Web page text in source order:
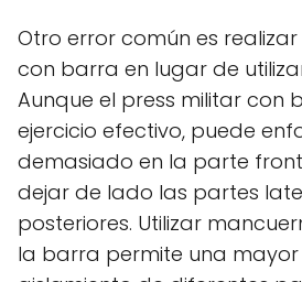
Otro error común es
con barra en lugar de
Aunque el press militar con
ejercicio efectivo, puede
demasiado en la parte
dejar de lado las partes
posteriores. Utilizar
la barra permite una